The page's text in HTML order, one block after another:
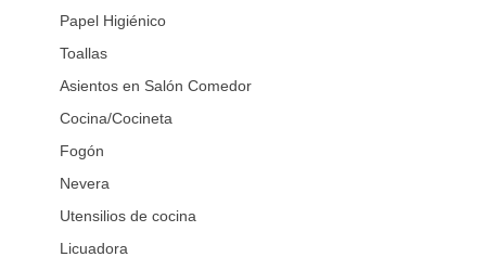
Papel Higiénico
Toallas
Asientos en Salón Comedor
Cocina/Cocineta
Fogón
Nevera
Utensilios de cocina
Licuadora